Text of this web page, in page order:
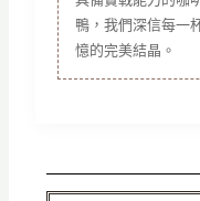
鴨，我們深信每一
憶的完美結晶。